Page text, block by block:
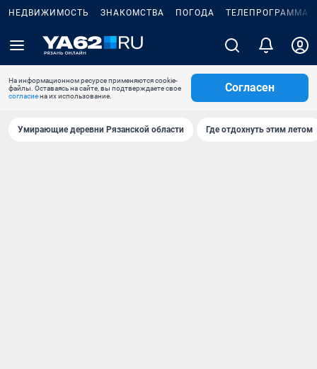
НЕДВИЖИМОСТЬ ЗНАКОМСТВА ПОГОДА ТЕЛЕПРОГРАММА
На информационном ресурсе применяются cookie-
файлы. Оставаясь на сайте, вы подтверждаете свое
согласиена их использование.
Согласен
Умирающие деревни Рязанской области Где отдохнуть этим летом